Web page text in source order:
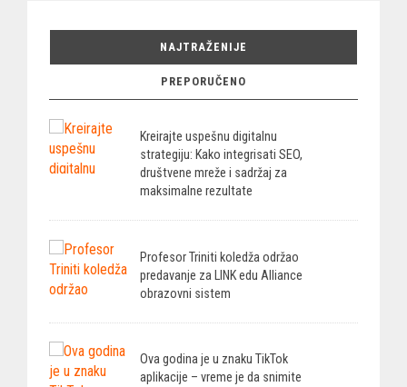
NAJTRAŽENIJE
PREPORUČENO
Kreirajte uspešnu digitalnu
strategiju: Kako integrisati SEO,
društvene mreže i sadržaj za
maksimalne rezultate
Profesor Triniti koledža održao
predavanje za LINK edu Alliance
obrazovni sistem
Ova godina je u znaku TikTok
aplikacije – vreme je da snimite